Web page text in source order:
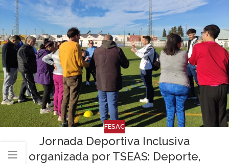
FESAC
Jornada Deportiva Inclusiva
organizada por TSEAS: Deporte,